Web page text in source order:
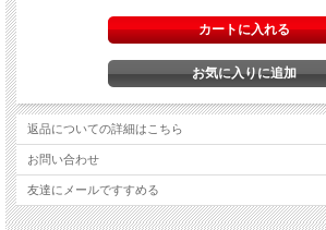
返品についての詳細はこちら
お問い合わせ
友達にメールですすめる